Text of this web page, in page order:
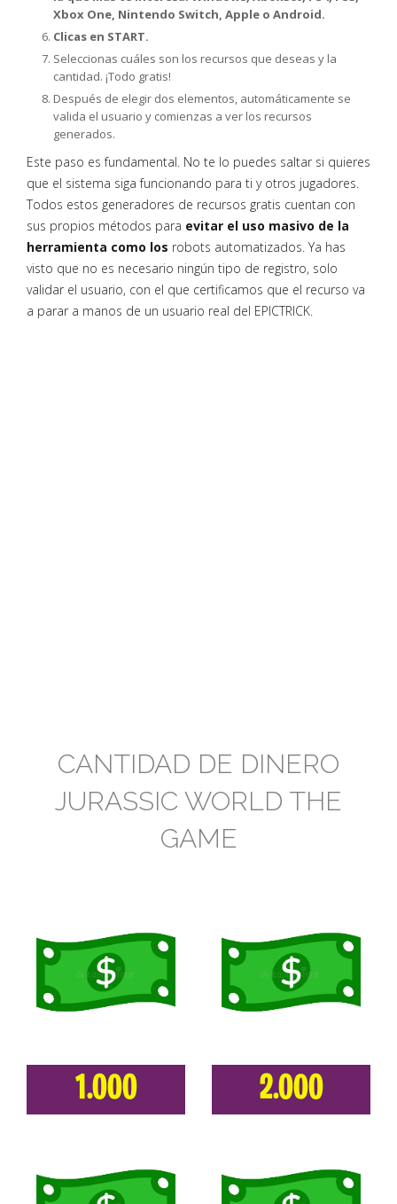
Xbox One, Nintendo Switch, Apple o Android.
Clicas en START.
Seleccionas cuáles son los recursos que deseas y la
cantidad. ¡Todo gratis!
Después de elegir dos elementos, automáticamente se
valida el usuario y comienzas a ver los recursos
generados.
Este paso es fundamental. No te lo puedes saltar si quieres
que el sistema siga funcionando para ti y otros jugadores.
Todos estos generadores de recursos gratis cuentan con
sus propios métodos para evitar el uso masivo de la
herramienta como los robots automatizados. Ya has
visto que no es necesario ningún tipo de registro, solo
validar el usuario, con el que certificamos que el recurso va
a parar a manos de un usuario real del EPICTRICK.
CANTIDAD DE DINERO
JURASSIC WORLD THE
GAME
1.000 2.000